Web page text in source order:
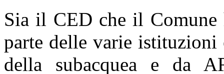
Sia il CED che il
parte delle varie istituzioni
della subacquea e da